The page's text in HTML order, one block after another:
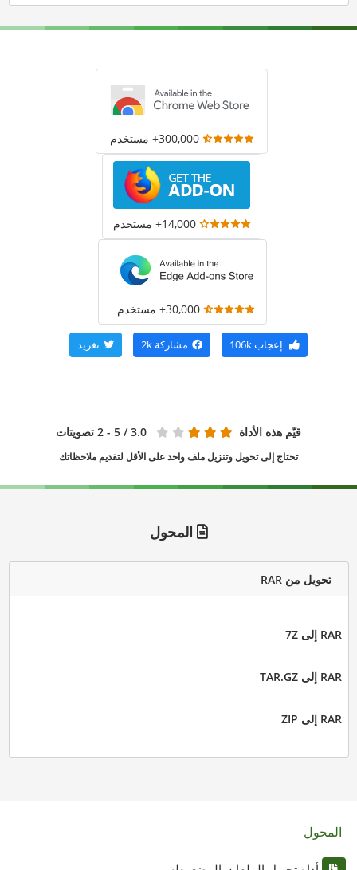
300,000+ مستخدم
14,000+ مستخدم
30,000+ مستخدم
إعجاب106k مشاركة 2k تغريد
قيّم هذه الأداة 3.0 / 5 - 2 تصويتات
تحتاج إلى تحويل وتنزيل ملف واحد على الأقل لتقديم ملاحظاتك
المحول
تحويل من RAR
RAR إلى 7Z
RAR إلى TAR.GZ
RAR إلى ZIP
المحول